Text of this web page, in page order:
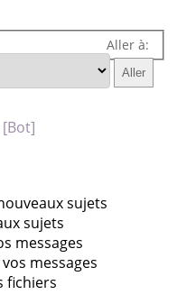
Aller à:
sujets
sujets
messages
messages
fichiers